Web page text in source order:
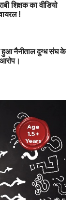
शिक्षक का वीडियो
!
हुआ नैनीताल दुग्ध संघ के